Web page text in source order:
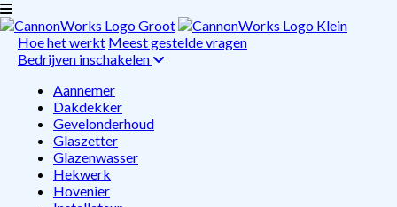
Hoe het werkt Meest gestelde vragen
Bedrijven inschakelen
Aannemer
Dakdekker
Gevelonderhoud
Glaszetter
Glazenwasser
Hekwerk
Hovenier